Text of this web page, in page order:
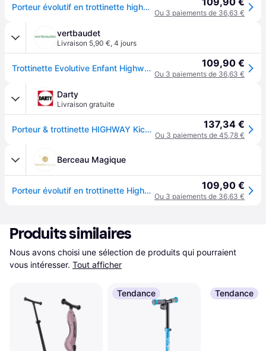
Porteur évolutif en trottinette highwaykick 1 ash
Ou 3 paiements de 36,63 €
vertbaudet
Livraison 5,90 €, 4 jours
Trottinette Evolutive Enfant Highwaykick Gris Cendré 109,90 €
Ou 3 paiements de 36,63 €
Darty
Livraison gratuite
Porteur & trottinette HIGHWAY Kick 1 BEIGE 137,34 €
Ou 3 paiements de 45,78 €
Berceau Magique
Porteur évolutif en trottinette Highwaykick 1 Ash 109,90 €
Ou 3 paiements de 36,63 €
Produits similaires
Nous avons choisi une sélection de produits qui pourraient
vous intéresser. Tout afficher
Tendance Tendance